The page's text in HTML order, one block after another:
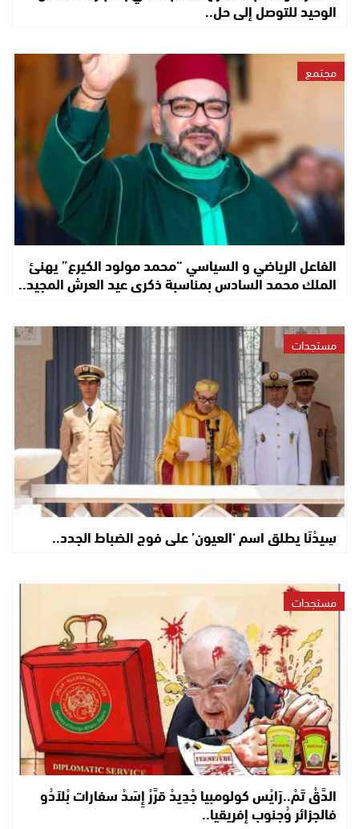
الوحيد للتوصل إلى حل..
مجتمع
الفاعل الرياضي و السياسي “محمد مولود الكيرع” يهنئ
الملك محمد السادس بمناسبة ذكرى عيد العرش المجيد..
مستجدات
سِيدْنَا يطلق اسم ‘العيون’ على فوج الضباط الجدد..
مستجدات
الدَّقْ تَمْ..رَايْس كولومبيا جْدِيدْ قرَّرْ إِسَدْ سفارات بْلاَدُو
فالجزائر وُجنوب إفريقيا..